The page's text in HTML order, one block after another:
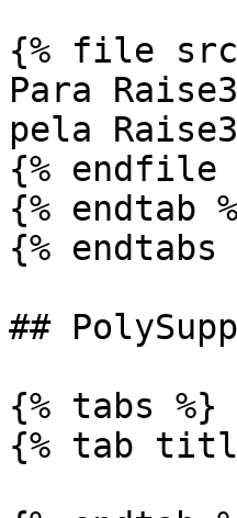
{% file
Para
pela
{% endfile
{% endtab
{% endtabs
##
{% tabs %}
{% tab